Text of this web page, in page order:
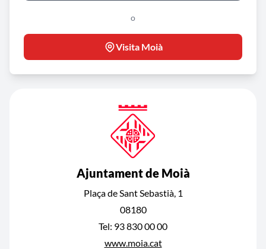
o
Visita Moià
Ajuntament de Moià
Plaça de Sant Sebastià, 1
08180
Tel: 93 830 00 00
www.moia.cat